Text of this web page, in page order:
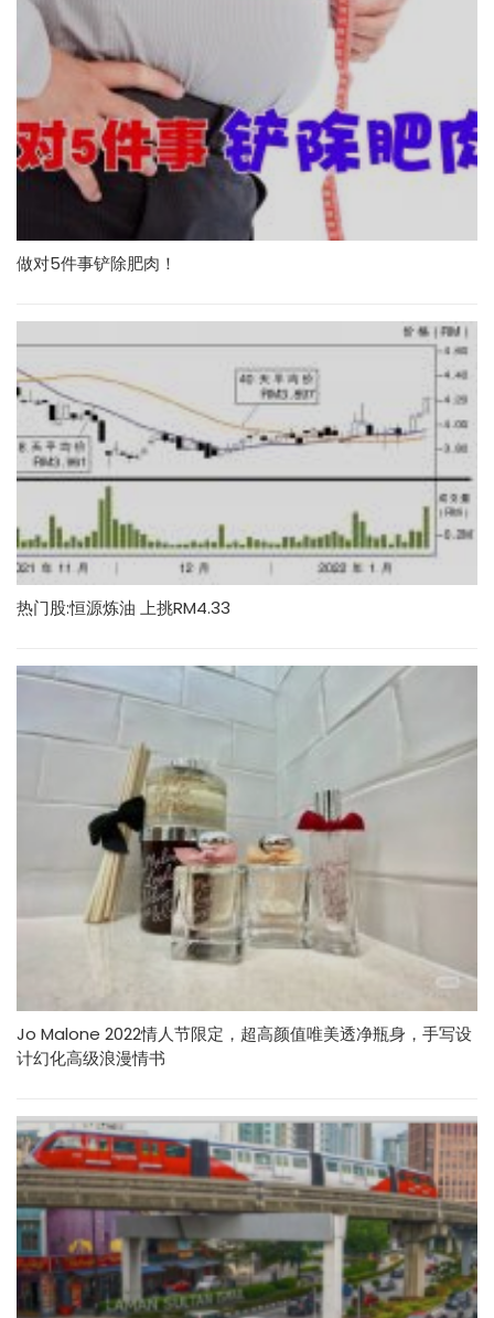
做对5件事铲除肥肉！
热门股:恒源炼油 上挑RM4.33
Jo Malone 2022情人节限定，超高颜值唯美透净瓶身，手写设
计幻化高级浪漫情书